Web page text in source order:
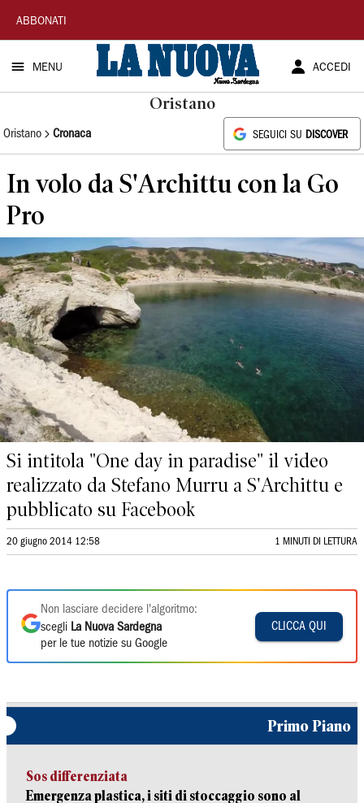
La
Nuova
Sardegna
ABBONATI
MENU ACCEDI
Oristano
Oristano Cronaca SEGUICI SU DISCOVER
In volo da S'Archittu con la Go
Pro
Si intitola "One day in paradise" il video
realizzato da Stefano Murru a S'Archittu e
pubblicato su Facebook
20 giugno 2014 12:58 1 MINUTI DI LETTURA
Non lasciare decidere l'algoritmo:
scegli La Nuova Sardegna
per le tue notizie su Google
CLICCA QUI
Primo Piano
Sos differenziata
Emergenza plastica, i siti di stoccaggio sono al